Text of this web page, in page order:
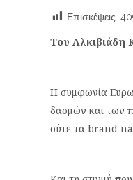
Επισκέψεις:
Του Αλκιβιάδη
Η συμφωνία
δασμών και των
ούτε τα brand